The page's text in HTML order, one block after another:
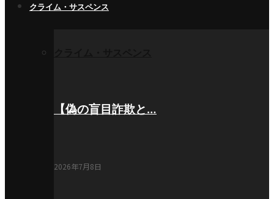
クライム・サスペンス
【偽の盲目詐欺と…
2026年7月8日